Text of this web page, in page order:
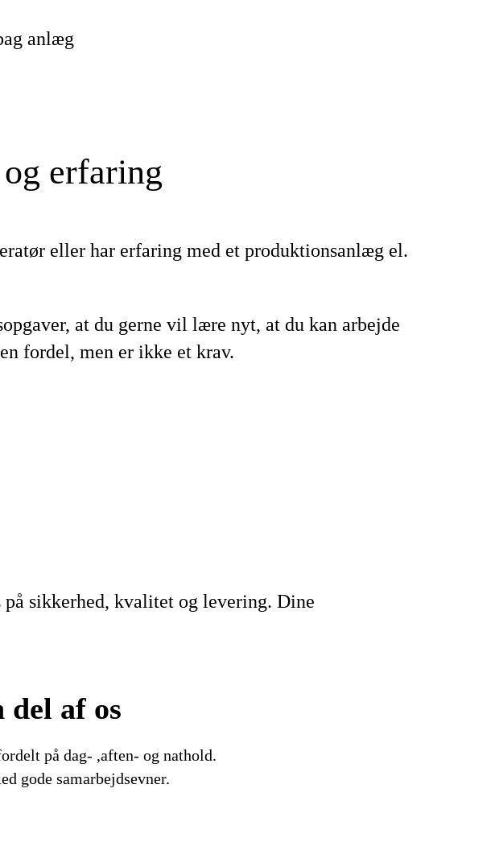
anlæg
erfaring
eller har erfaring med et produktionsanlæg el.
at du gerne vil lære nyt, at du kan arbejde
fordel, men er ikke et krav.
sikkerhed, kvalitet og levering. Dine
af os
på dag- ,aften- og nathold.
gode samarbejdsevner.